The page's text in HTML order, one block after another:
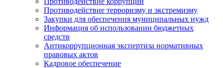
Противодействие терроризму и экстремизму
Закупки для обеспечения муниципальных нужд
Информация об использовании бюджетных
средств
Антикоррупционная экспертиза нормативных
правовых актов
Кадровое обеспечение